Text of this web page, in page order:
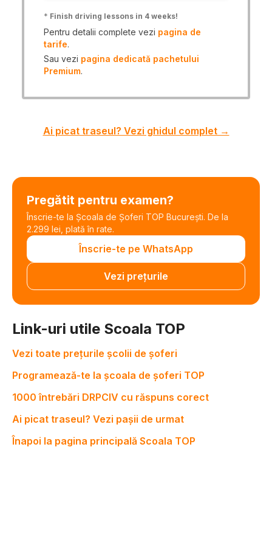
* Finish driving lessons in 4 weeks!
Pentru detalii complete vezi pagina de
tarife.
Sau vezi pagina dedicată pachetului
Premium.
Ai picat traseul? Vezi ghidul complet →
Pregătit pentru examen?
Înscrie-te la Școala de Șoferi TOP București. De la
2.299 lei, plată în rate.
Înscrie-te pe WhatsApp
Vezi prețurile
Link-uri utile Scoala TOP
Vezi toate prețurile școlii de șoferi
Programează-te la școala de șoferi TOP
1000 întrebări DRPCIV cu răspuns corect
Ai picat traseul? Vezi pașii de urmat
Înapoi la pagina principală Scoala TOP